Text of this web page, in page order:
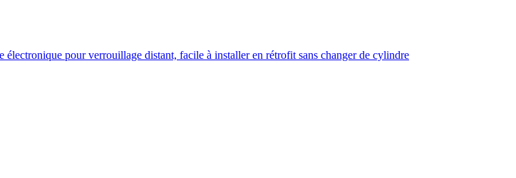
pour verrouillage distant, facile à installer en rétrofit sans changer de cylindre